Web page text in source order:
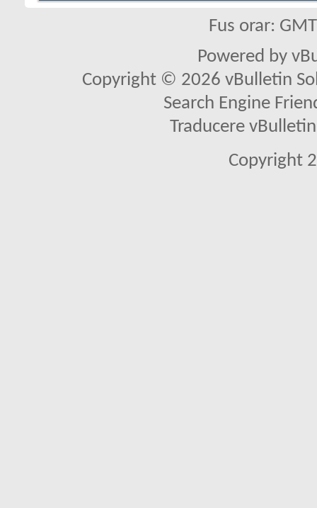
Fus orar:
Powered by
Copyright © 2026 vBulletin
Search Engine
Traducere
Copyright